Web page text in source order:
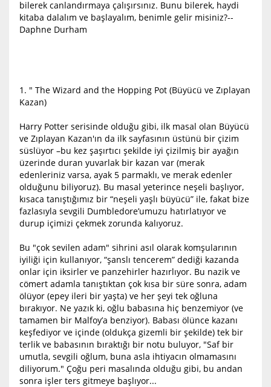
bilerek canlandırmaya çalışırsınız. Bunu bilerek, haydi
kitaba dalalım ve başlayalım, benimle gelir misiniz?--
Daphne Durham
1. " The Wizard and the Hopping Pot (Büyücü ve Zıplayan
Kazan)
Harry Potter serisinde olduğu gibi, ilk masal olan Büyücü
ve Zıplayan Kazan'ın da ilk sayfasının üstünü bir çizim
süslüyor –bu kez şaşırtıcı şekilde iyi çizilmiş bir ayağın
üzerinde duran yuvarlak bir kazan var (merak
edenleriniz varsa, ayak 5 parmaklı, ve merak edenler
olduğunu biliyoruz). Bu masal yeterince neşeli başlıyor,
kısaca tanıştığımız bir “neşeli yaşlı büyücü” ile, fakat bize
fazlasıyla sevgili Dumbledore’umuzu hatırlatıyor ve
durup içimizi çekmek zorunda kalıyoruz.
Bu "çok sevilen adam" sihrini asıl olarak komşularının
iyiliği için kullanıyor, “şanslı tencerem” dediği kazanda
onlar için iksirler ve panzehirler hazırlıyor. Bu nazik ve
cömert adamla tanıştıktan çok kısa bir süre sonra, adam
ölüyor (epey ileri bir yaşta) ve her şeyi tek oğluna
bırakıyor. Ne yazık ki, oğlu babasına hiç benzemiyor (ve
tamamen bir Malfoy’a benziyor). Babası ölünce kazanı
keşfediyor ve içinde (oldukça gizemli bir şekilde) tek bir
terlik ve babasının bıraktığı bir notu buluyor, "Saf bir
umutla, sevgili oğlum, buna asla ihtiyacın olmamasını
diliyorum." Çoğu peri masalında olduğu gibi, bu andan
sonra işler ters gitmeye başlıyor...